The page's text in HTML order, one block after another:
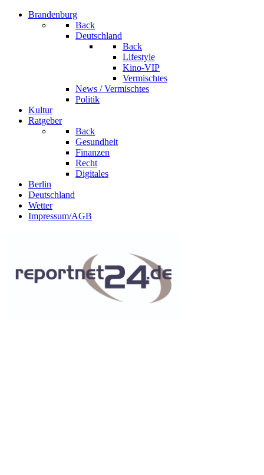
Brandenburg
Back
Deutschland
Back
Lifestyle
Kino-VIP
Vermischtes
News / Vermischtes
Politik
Kultur
Ratgeber
Back
Gesundheit
Finanzen
Recht
Digitales
Berlin
Deutschland
Wetter
Impressum/AGB